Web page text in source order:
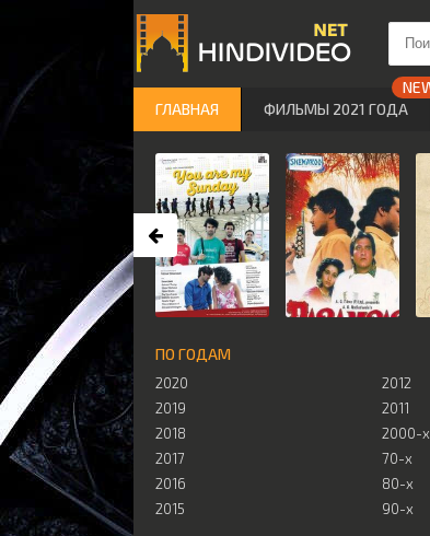
ПО ГОДАМ
2020
2019
2018
2017
2016
2015
2012
2011
2000-х
70-х
80-х
90-х
ГЛАВНАЯ ФИЛЬМЫ 2021 ГОДА